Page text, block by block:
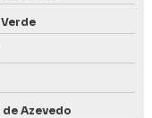
Azevedo